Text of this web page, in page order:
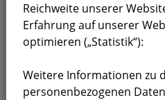
GEMEINSAM
NEHMEN
KONTAKT
Reichweite unserer
Erfahrung auf unserer
optimieren („Statistik“):
Weitere Informationen zu
personenbezogenen